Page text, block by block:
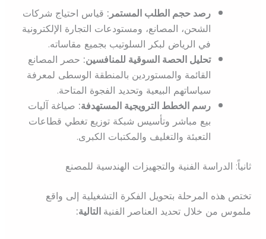
رصد حجم الطلب المستمر:قياس احتياج شركات
الشحن، المصانع، ومستودعات التجارة الإلكترونية
في الرياض لبكر السلوتيب بجميع مقاساته.
تحليل الحصة السوقية للمنافسين:حصر المصانع
القائمة والمستوردين بالمنطقة الوسطى لمعرفة
سياساتهم البيعية وتحديد الفجوة المتاحة.
رسم الخطط الترويجية المستهدفة:صياغة آليات
بيع مباشر وتأسيس شبكة توزيع تغطي قطاعات
التعبئة والتغليف والمكتبات الكبرى.
ثانياً: الدراسة الفنية والتجهيزات الهندسية للمصنع
تختص هذه المرحلة بتحويل الفكرة التشغيلية إلى واقع
ملموس من خلال تحديد العناصر الفنيةالتالية: